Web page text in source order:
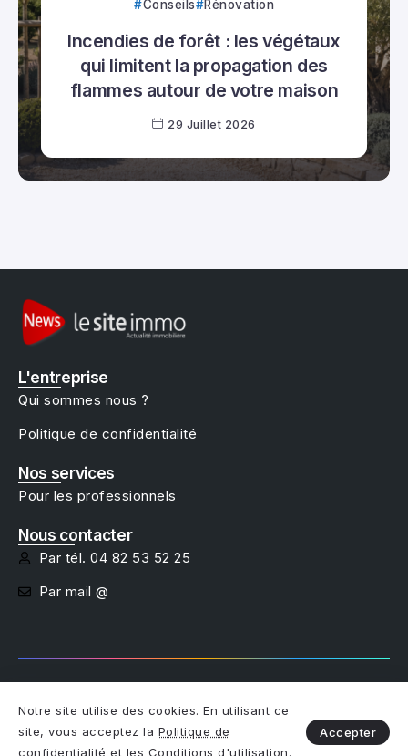
Conseils Rénovation
Incendies de forêt : les végétaux
qui limitent la propagation des
flammes autour de votre maison
29 Juillet 2026
L'entreprise
Qui sommes nous ?
Politique de confidentialité
Nos services
Pour les professionnels
Nous contacter
Par tél. 04 82 53 52 25
Par mail @
Restez connectés :
Notre site utilise des cookies. En utilisant ce
site, vous acceptez la Politique de
confidentialité et les Conditions d'utilisation.
Accepter
Je trouve mon bien